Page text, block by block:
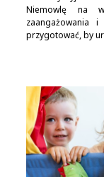
Niemowlę na
zaangażowania
przygotować, by